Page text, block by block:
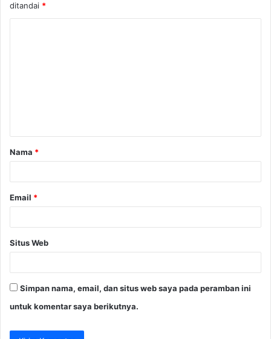
ditandai *
a
r
Nama *
Email *
Situs Web
Simpan nama, email, dan situs web saya pada peramban ini
untuk komentar saya berikutnya.